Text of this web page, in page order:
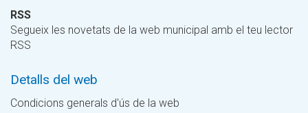
RSS
Segueix les novetats de la web municipal amb el teu lector
RSS
Detalls del web
Condicions generals d'ús de la web